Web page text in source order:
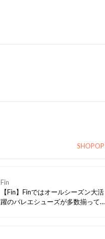
SHOPOP
Fin
【Fin】Finではオールシーズン大活
躍のバレエシューズが多数揃ってい